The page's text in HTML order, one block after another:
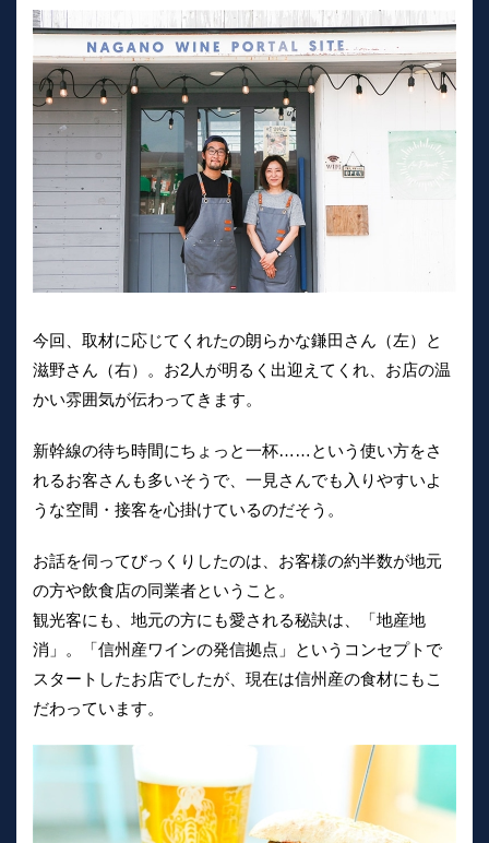
今回、取材に応じてくれたの朗らかな鎌田さん（左）と
滋野さん（右）。お2人が明るく出迎えてくれ、お店の温
かい雰囲気が伝わってきます。
新幹線の待ち時間にちょっと一杯……という使い方をさ
れるお客さんも多いそうで、一見さんでも入りやすいよ
うな空間・接客を心掛けているのだそう。
お話を伺ってびっくりしたのは、お客様の約半数が地元
の方や飲食店の同業者ということ。
観光客にも、地元の方にも愛される秘訣は、「地産地
消」。「信州産ワインの発信拠点」というコンセプトで
スタートしたお店でしたが、現在は信州産の食材にもこ
だわっています。